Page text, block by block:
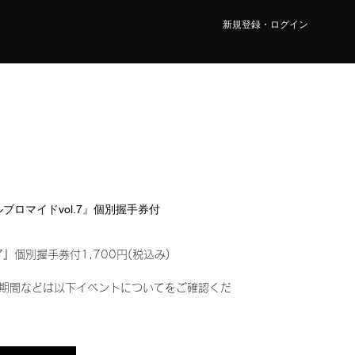
新規登録・ログイン
ロマイドvol.7』個別握手券付
』個別握手券付1,700円(税込み)
間などは以下イベントについてをご確認くだ